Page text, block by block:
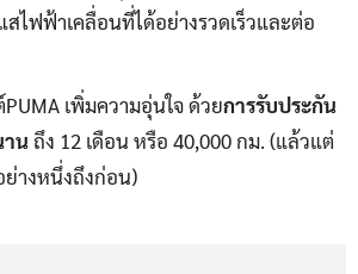
สไฟฟ้าเคลื่อนที่ได้อย่างรวดเร็วและต่อ
เพิ่มความอุ่นใจ ด้วยการรับประกัน
านถึง 12 เดือน หรือ 40,000 กม. (แล้วแต่
ย่างหนึ่งถึงก่อน)